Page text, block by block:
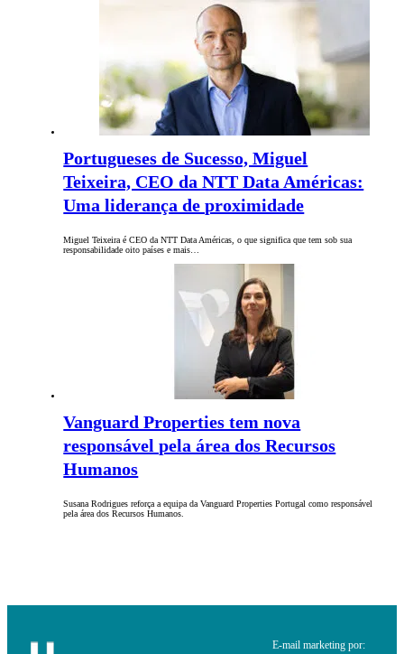
Portugueses de Sucesso, Miguel
Teixeira, CEO da NTT Data Américas:
Uma liderança de proximidade
Miguel Teixeira é CEO da NTT Data Américas, o que significa que tem sob sua
responsabilidade oito países e mais…
Vanguard Properties tem nova
responsável pela área dos Recursos
Humanos
Susana Rodrigues reforça a equipa da Vanguard Properties Portugal como responsável
pela área dos Recursos Humanos.
E-mail marketing por: